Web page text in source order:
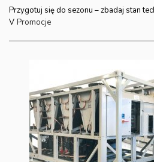
Przygotuj się do sezonu – zbadaj stan
V Promocje